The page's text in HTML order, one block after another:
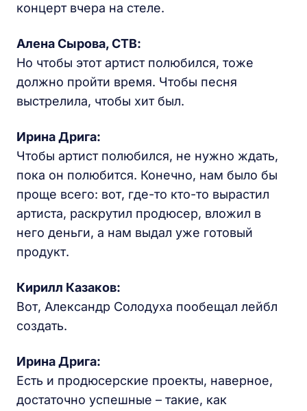
концерт вчера на стеле.
Алена Сырова, СТВ:
Но чтобы этот артист полюбился, тоже
должно пройти время. Чтобы песня
выстрелила, чтобы хит был.
Ирина Дрига:
Чтобы артист полюбился, не нужно ждать,
пока он полюбится. Конечно, нам было бы
проще всего: вот, где-то кто-то вырастил
артиста, раскрутил продюсер, вложил в
него деньги, а нам выдал уже готовый
продукт.
Кирилл Казаков:
Вот, Александр Солодуха пообещал лейбл
создать.
Ирина Дрига:
Есть и продюсерские проекты, наверное,
достаточно успешные – такие, как